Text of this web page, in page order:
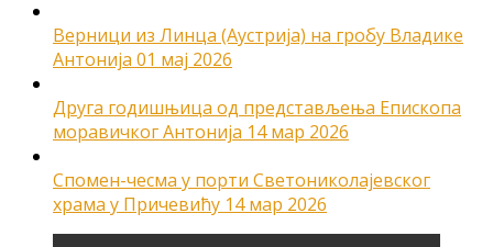
Верници из Линца (Аустрија) на гробу Владике
Антонија 01 мај 2026
Друга годишњица од представљења Епископа
моравичког Антонија 14 мар 2026
Спомен-чесма у порти Светониколајевског
храма у Причевићу 14 мар 2026